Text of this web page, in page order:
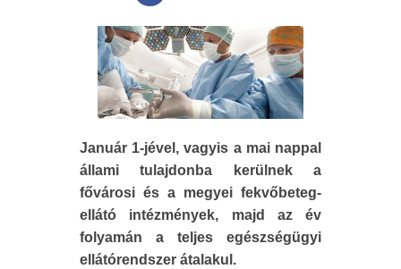
Január 1-jével, vagyis a mai nappal
állami tulajdonba kerülnek a
fővárosi és a megyei fekvőbeteg-
ellátó intézmények, majd az év
folyamán a teljes egészségügyi
ellátórendszer átalakul.